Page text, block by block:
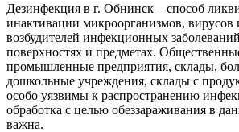
Дезинфекция в г. Обнинск – способ
инактивации микроорганизмов, вирусов
возбудителей инфекционных
поверхностях и предметах.
промышленные предприятия, склады,
дошкольные учреждения, склады с
особо уязвимы к распространению
обработка с целью обеззараживания в
важна.